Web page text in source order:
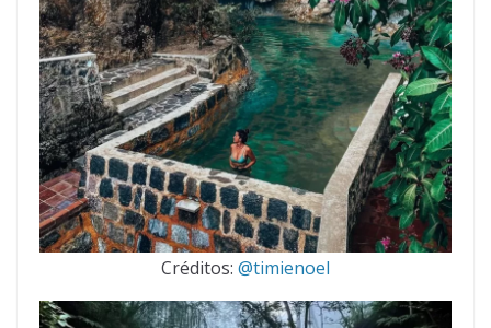
Créditos: @timienoel